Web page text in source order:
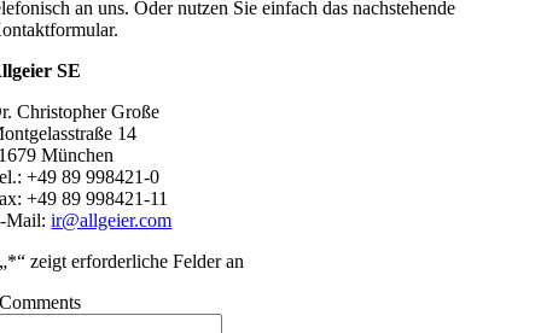
an uns. Oder nutzen Sie einfach das nachstehende
SE
Christopher Große
14
München
+49 89 998421-0
+49 89 998421-11
Mail:ir@allgeier.com
„*“ zeigt erforderliche Felder an
Comments